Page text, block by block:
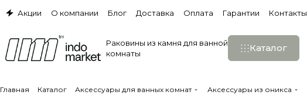
Акции О компании Блог Доставка Оплата Гарантии Контакты
Раковины из камня для ванной
комнаты
Каталог
Главная Каталог Аксессуары для ванных комнат Аксессуары из оникса